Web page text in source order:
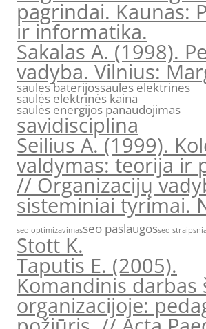
pagrindai. Kaunas:
ir informatika.
Sakalas A. (1998).
vadyba. Vilnius:
saules baterijossaules elektrines
saulės elektrinės kaina
saulės energijos panaudojimas
savidisciplina
Seilius A. (1999).
valdymas: teorija ir
// Organizacijų
sisteminiai tyrimai.
seo optimizavimasseo paslaugosseo
Stott K.
Taputis E. (2005).
Komandinis darbas
organizacijoje: